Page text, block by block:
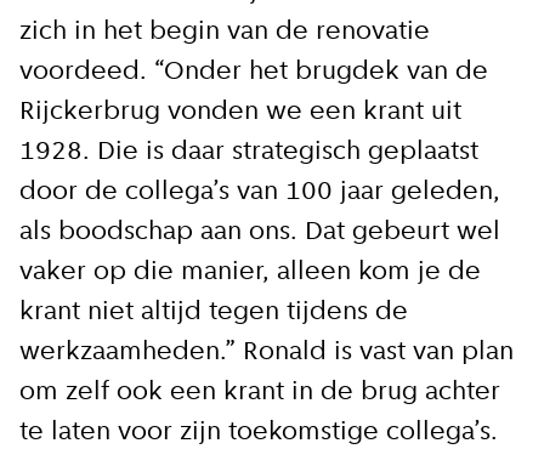
zich in het begin van de renovatie
voordeed. “Onder het brugdek van de
Rijckerbrug vonden we een krant uit
1928. Die is daar strategisch geplaatst
door de collega’s van 100 jaar geleden,
als boodschap aan ons. Dat gebeurt wel
vaker op die manier, alleen kom je de
krant niet altijd tegen tijdens de
werkzaamheden.” Ronald is vast van plan
om zelf ook een krant in de brug achter
te laten voor zijn toekomstige collega’s.